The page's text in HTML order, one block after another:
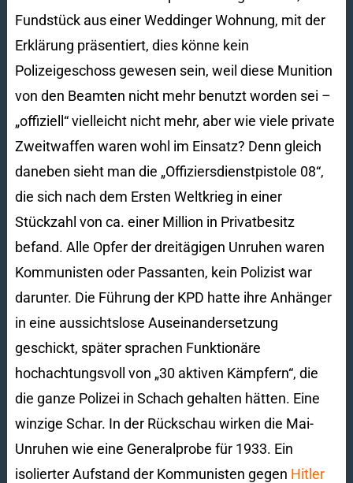
Fundstück aus einer Weddinger Wohnung, mit der
Erklärung präsentiert, dies könne kein
Polizeigeschoss gewesen sein, weil diese Munition
von den Beamten nicht mehr benutzt worden sei –
„offiziell“ vielleicht nicht mehr, aber wie viele private
Zweitwaffen waren wohl im Einsatz? Denn gleich
daneben sieht man die „Offiziersdienstpistole 08“,
die sich nach dem Ersten Weltkrieg in einer
Stückzahl von ca. einer Million in Privatbesitz
befand. Alle Opfer der dreitägigen Unruhen waren
Kommunisten oder Passanten, kein Polizist war
darunter. Die Führung der KPD hatte ihre Anhänger
in eine aussichtslose Auseinandersetzung
geschickt, später sprachen Funktionäre
hochachtungsvoll von „30 aktiven Kämpfern“, die
die ganze Polizei in Schach gehalten hätten. Eine
winzige Schar. In der Rückschau wirken die Mai-
Unruhen wie eine Generalprobe für 1933. Ein
isolierter Aufstand der Kommunisten gegen Hitler